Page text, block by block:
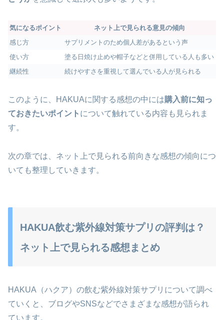
気になるポイント
ネット上で見られる意見の傾向
感じ方
サプリメントのため個人差があるという声
使い方
塗る日焼け止めや帽子などと併用している人も多い
継続性
続けやすさを重視して選んでいる人が見られる
このように、HAKUAに関する感想の中には購入前に知っ
ておきたいポイント について触れている内容も見られま
す。
次の章では、ネット上で見られる前向きな感想の傾向につ
いても整理していきます。
HAKUA飲む紫外線対策サプリの評判は？
ネット上で見られる感想まとめ
HAKUA（ハクア）の飲む紫外線対策サプリについて調べ
ていくと、ブログやSNSなどでさまざまな感想が語られ
ています。